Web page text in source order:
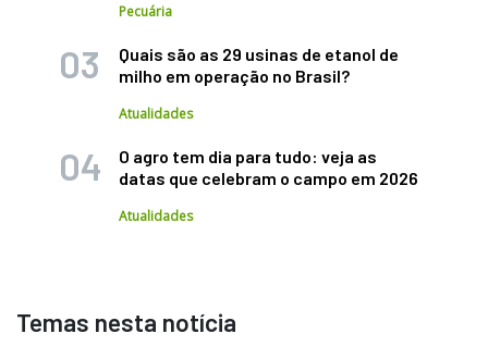
Pecuária
Quais são as 29 usinas de etanol de
milho em operação no Brasil?
Atualidades
O agro tem dia para tudo: veja as
datas que celebram o campo em 2026
Atualidades
Temas nesta notícia